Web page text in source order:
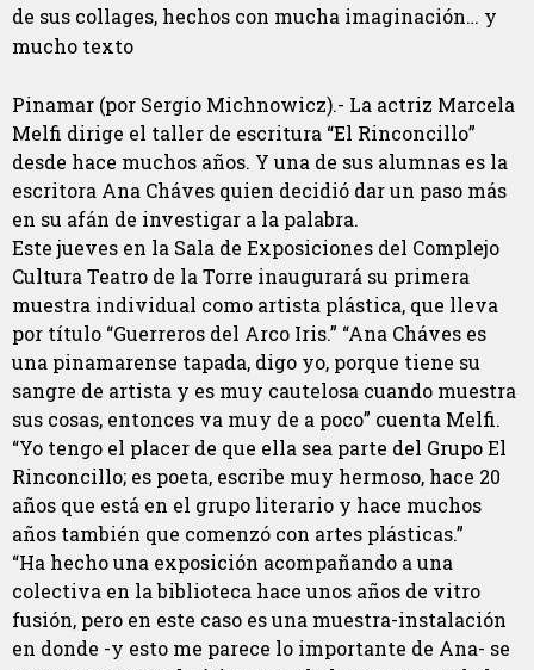
de sus collages, hechos con mucha imaginación… y
mucho texto
Pinamar (por Sergio Michnowicz).- La actriz Marcela
Melfi dirige el taller de escritura “El Rinconcillo”
desde hace muchos años. Y una de sus alumnas es la
escritora Ana Cháves quien decidió dar un paso más
en su afán de investigar a la palabra.
Este jueves en la Sala de Exposiciones del Complejo
Cultura Teatro de la Torre inaugurará su primera
muestra individual como artista plástica, que lleva
por título “Guerreros del Arco Iris.” “Ana Cháves es
una pinamarense tapada, digo yo, porque tiene su
sangre de artista y es muy cautelosa cuando muestra
sus cosas, entonces va muy de a poco” cuenta Melfi.
“Yo tengo el placer de que ella sea parte del Grupo El
Rinconcillo; es poeta, escribe muy hermoso, hace 20
años que está en el grupo literario y hace muchos
años también que comenzó con artes plásticas.”
“Ha hecho una exposición acompañando a una
colectiva en la biblioteca hace unos años de vitro
fusión, pero en este caso es una muestra-instalación
en donde -y esto me parece lo importante de Ana- se